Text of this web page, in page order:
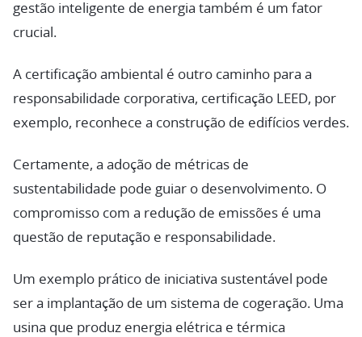
gestão inteligente de energia também é um fator
crucial.
A certificação ambiental é outro caminho para a
responsabilidade corporativa, certificação LEED, por
exemplo, reconhece a construção de edifícios verdes.
Certamente, a adoção de métricas de
sustentabilidade pode guiar o desenvolvimento. O
compromisso com a redução de emissões é uma
questão de reputação e responsabilidade.
Um exemplo prático de iniciativa sustentável pode
ser a implantação de um sistema de cogeração. Uma
usina que produz energia elétrica e térmica